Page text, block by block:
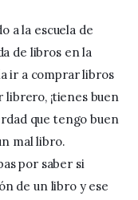
a la escuela de
de libros en la
ir a comprar libros
librero, ¡tienes buen
que tengo buen
mal libro.
por saber si
de un libro y ese